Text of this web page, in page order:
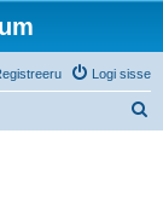
Logi sisse